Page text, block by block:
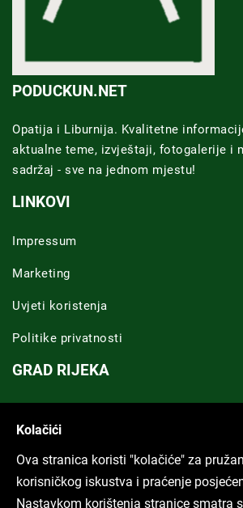
PODUCKUN.NET
Opatija i Liburnija. Kvalitetne
aktualne teme, izvještaji, fotogalerije i
sadržaj - sve na jednom mjestu!
LINKOVI
Impressum
Marketing
Uvjeti koristenja
Politike privatnosti
GRAD RIJEKA
ARHIVA TEKSTOVA
Kolačići
Ova stranica koristi "kolačiće" za
korisničkog iskustva i praćenje
Nastavkom korištenja stranice smatra